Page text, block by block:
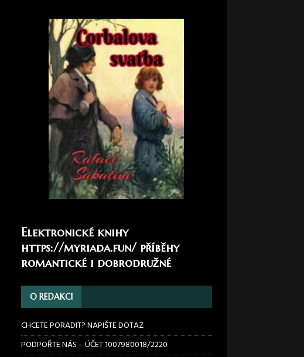
Elektronické knihy
https://myriada.fun/příběhy
romantické i dobrodružné
O REDAKCI
CHCETE PORADIT? NAPIŠTE DOTAZ
PODPOŘTE NÁS – ÚČET 1007980018/2220